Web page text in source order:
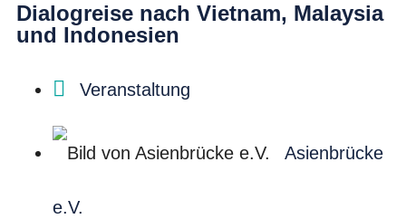
Dialogreise nach Vietnam, Malaysia
und Indonesien
Veranstaltung
Asienbrücke
e.V.